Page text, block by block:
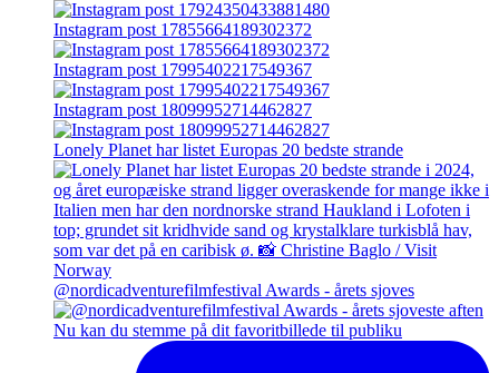
Instagram post 17855664189302372
Instagram post 17995402217549367
Instagram post 18099952714462827
Lonely Planet har listet Europas 20 bedste strande
@nordicadventurefilmfestival Awards - årets sjoves
Nu kan du stemme på dit favoritbillede til publiku